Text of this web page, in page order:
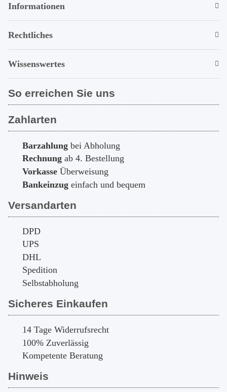
Informationen
Rechtliches
Wissenswertes
So erreichen Sie uns
Zahlarten
Barzahlung bei Abholung
Rechnung ab 4. Bestellung
VorkasseÜberweisung
Bankeinzug einfach und bequem
Versandarten
DPD
UPS
DHL
Spedition
Selbstabholung
Sicheres Einkaufen
14 Tage Widerrufsrecht
100% Zuverlässig
Kompetente Beratung
Hinweis